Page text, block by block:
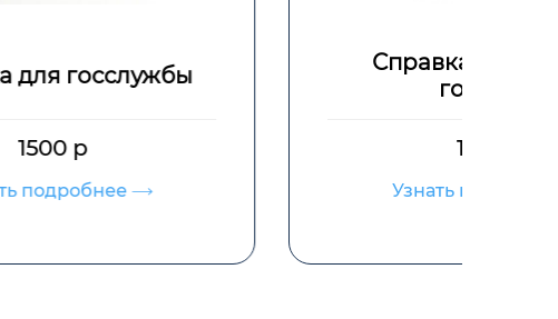
Справка о допуске к
Узнать подробнее